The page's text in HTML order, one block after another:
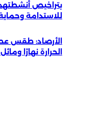
بتراخيص
للاستدامة
الأرصاد: طقس
الحرارة نهارًا